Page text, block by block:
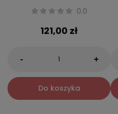
0.0
121,00 zł
- +
Do koszyka